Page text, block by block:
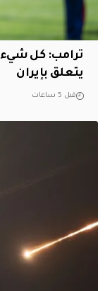
ترامب: كل شيء
يتعلق بإيران
قبل 5 ساعات